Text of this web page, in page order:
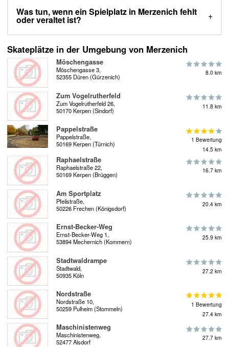
Was tun, wenn ein Spielplatz in Merzenich fehlt
oder veraltet ist?
Skateplätze in der Umgebung von Merzenich
Möschengasse
Möschengasse 3,
52355 Düren (Gürzenich)
8.0 km
Zum Vogelrutherfeld
Zum Vogelrutherfeld 26,
50170 Kerpen (Sindorf)
11.8 km
Pappelstraße
Pappelstraße,
50169 Kerpen (Türnich)
1 Bewertung
14.5 km
Raphaelstraße
Raphaelstraße 22,
50169 Kerpen (Brüggen)
16.7 km
Am Sportplatz
Pfeilstraße,
50226 Frechen (Königsdorf)
20.4 km
Ernst-Becker-Weg
Ernst-Becker-Weg 1,
53894 Mechernich (Kommern)
25.9 km
Stadtwaldrampe
Stadtwald,
50935 Köln
27.2 km
Nordstraße
Nordstraße 10,
50259 Pulheim (Stommeln)
1 Bewertung
27.4 km
Maschinistenweg
Maschinistenweg,
52477 Alsdorf
27.7 km